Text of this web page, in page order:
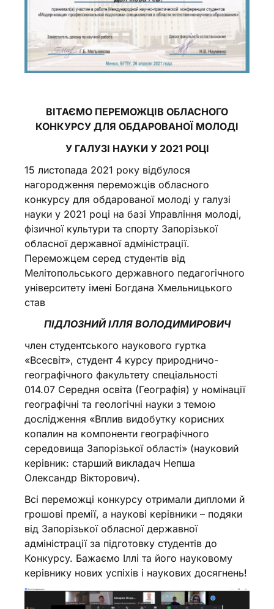
ВІТАЄМО ПЕРЕМОЖЦІВ ОБЛАСНОГО
КОНКУРСУ ДЛЯ ОБДАРОВАНОЇ МОЛОДІ
У ГАЛУЗІ НАУКИ У 2021 РОЦІ
15 листопада 2021 року відбулося
нагородження переможців обласного
конкурсу для обдарованої молоді у галузі
науки у 2021 році на базі Управління молоді,
фізичної культури та спорту Запорізької
обласної державної адміністрації.
Переможцем серед студентів від
Мелітопольського державного педагогічного
університету імені Богдана Хмельницького
став
ПІДЛОЗНИЙ ІЛЛЯ ВОЛОДИМИРОВИЧ
член студентського наукового гуртка
«Всесвіт», студент 4 курсу природничо-
географічного факультету спеціальності
014.07 Середня освіта (Географія) у номінації
географічні та геологічні науки з темою
дослідження «Вплив видобутку корисних
копалин на компоненти географічного
середовища Запорізької області» (науковий
керівник: старший викладач Непша
Олександр Вікторович).
Всі переможці конкурсу отримали дипломи й
грошові премії, а наукові керівники – подяки
від Запорізької обласної державної
адміністрації за підготовку студентів до
Конкурсу. Бажаємо Іллі та його науковому
керівнику нових успіхів і наукових досягнень!